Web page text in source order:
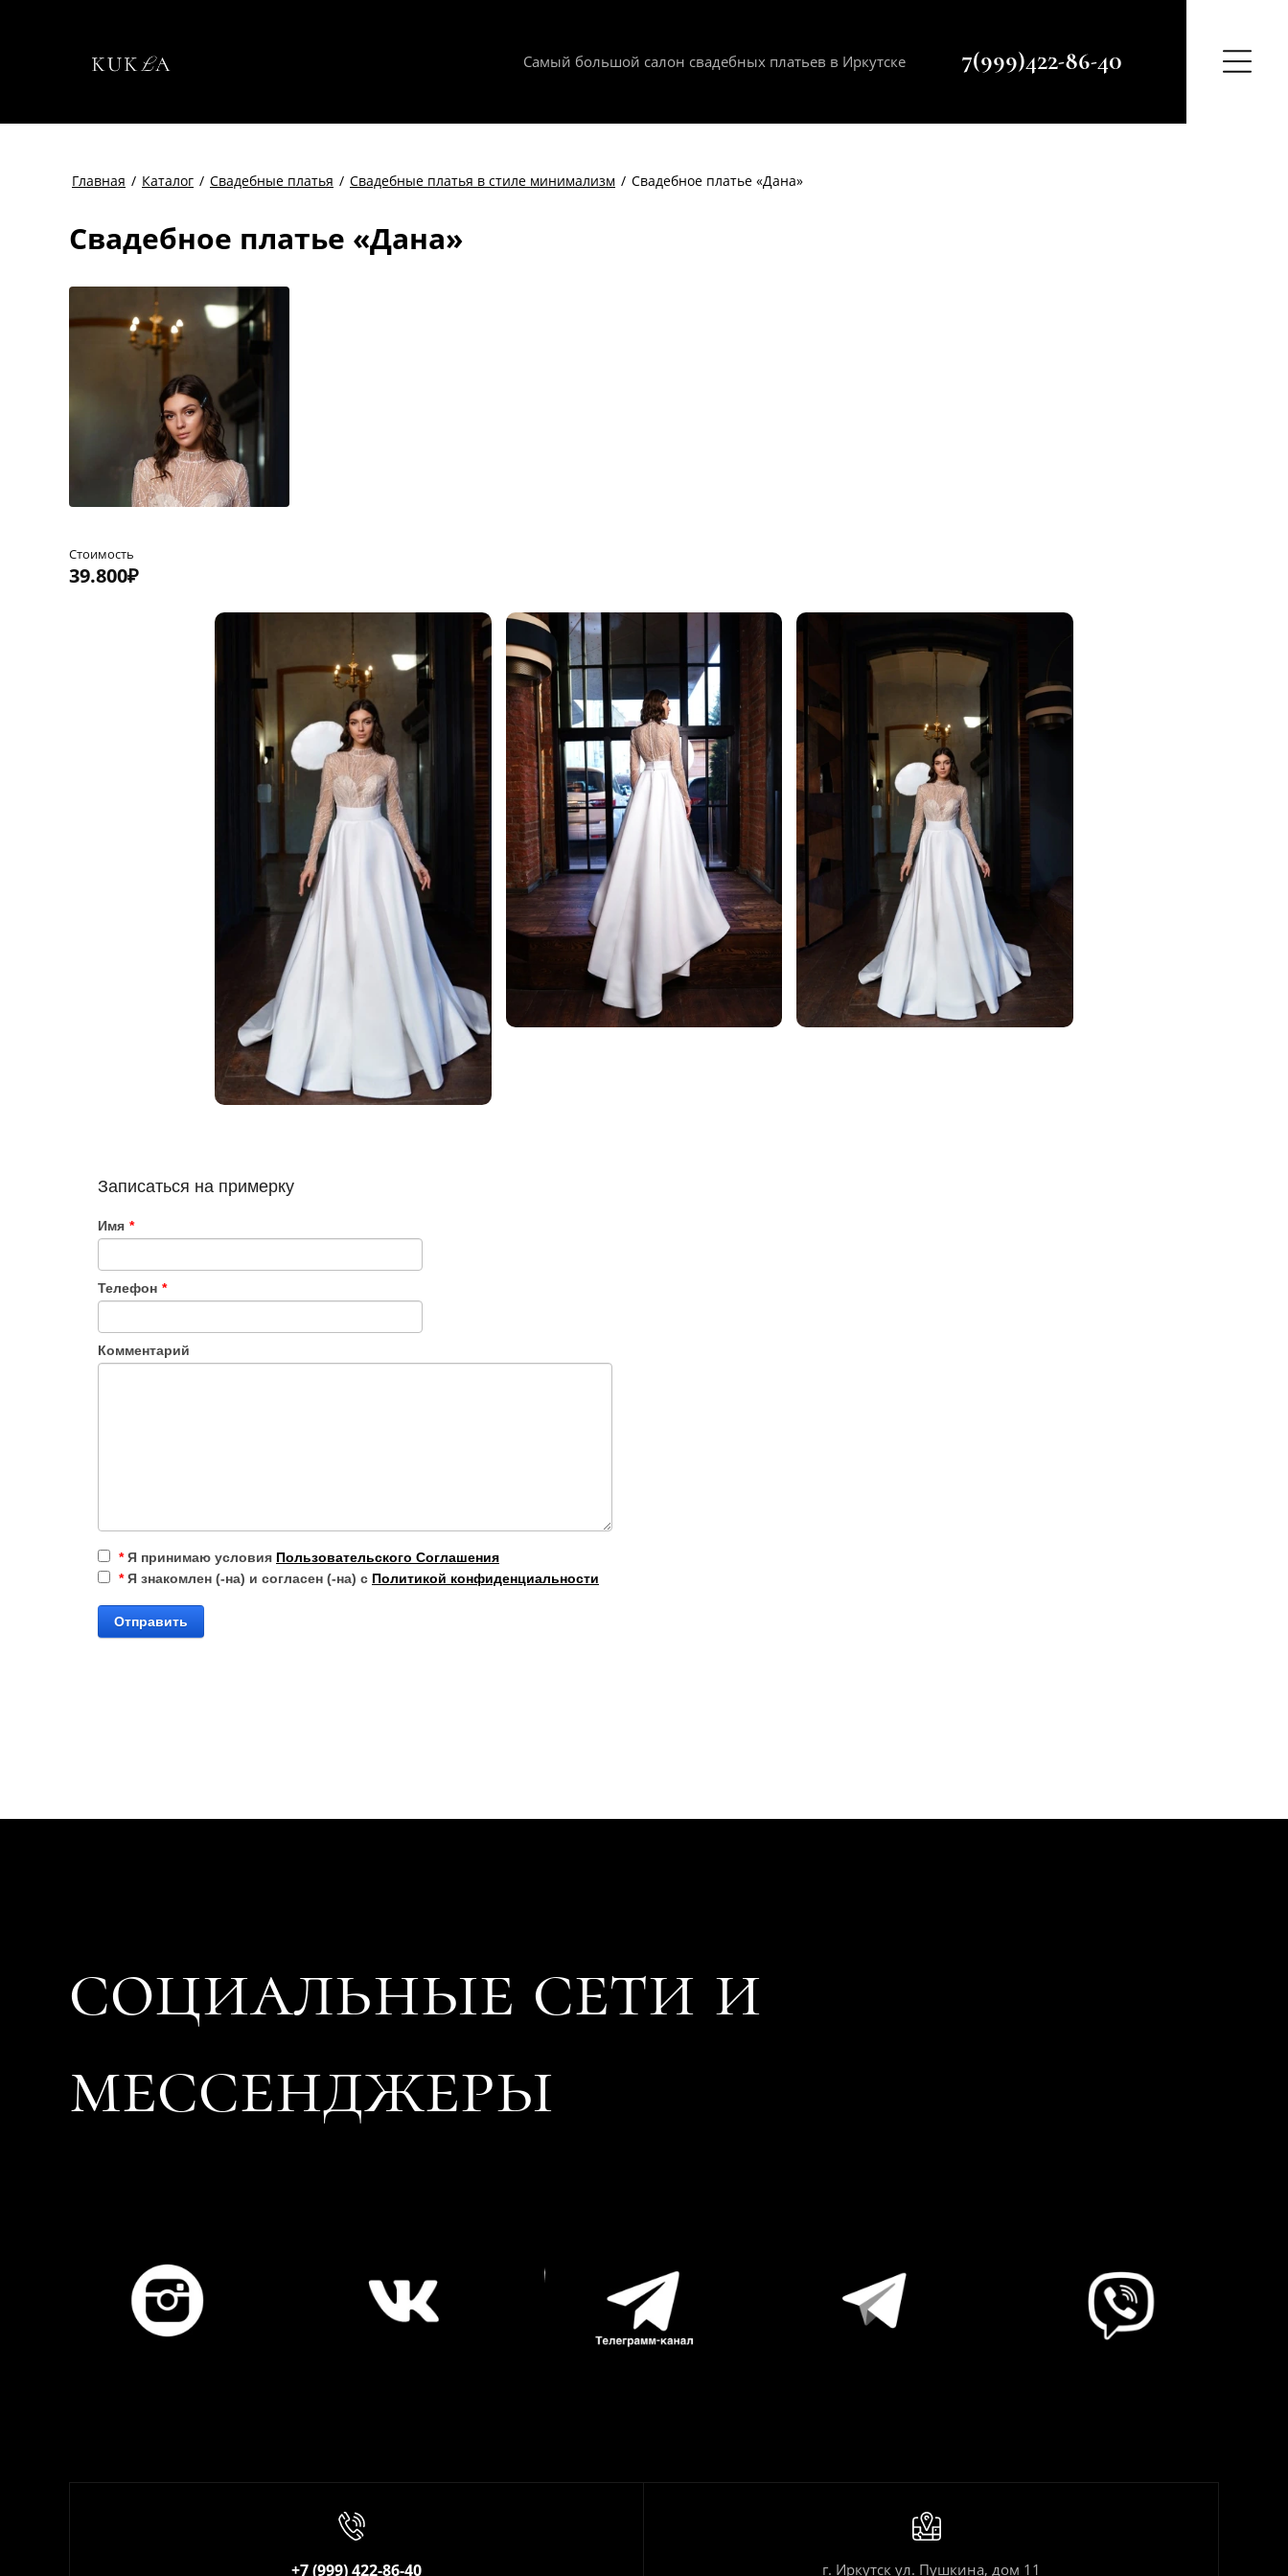
Самый большой салон свадебных платьев в Иркутске +7(999)422-86-40
Главная / Каталог / Свадебные платья / Свадебные платья в стиле минимализм / Свадебное платье «Дана»
Свадебное платье «Дана»
Стоимость
39.800₽
Записаться на примерку
Имя *
Телефон *
Комментарий
*Я принимаю условия Пользовательского Соглашения
*Я знакомлен (-на) и согласен (-на) с Политикой конфиденциальности
Отправить
социальные сети и
мессенджеры
+7 (999) 422-86-40 г. Иркутск ул. Пушкина, дом 11